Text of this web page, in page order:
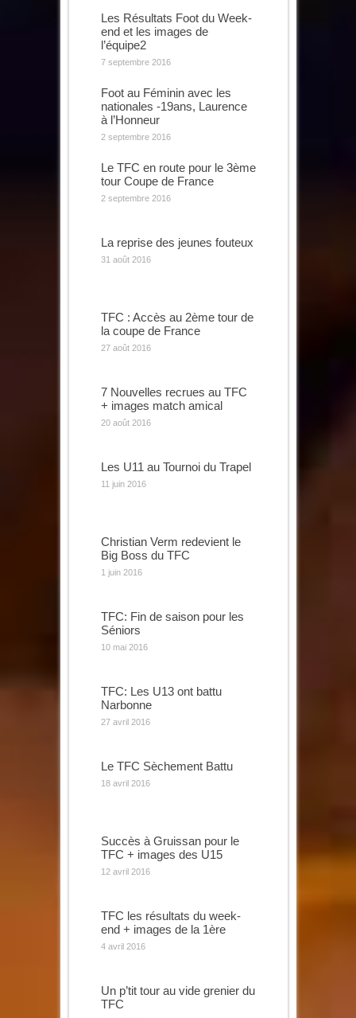
Les Résultats Foot du Week-
end et les images de
l’équipe2
7 septembre 2016
Foot au Féminin avec les
nationales -19ans, Laurence
à l’Honneur
2 septembre 2016
Le TFC en route pour le 3ème
tour Coupe de France
2 septembre 2016
La reprise des jeunes fouteux
31 août 2016
TFC : Accès au 2ème tour de
la coupe de France
27 août 2016
7 Nouvelles recrues au TFC
+ images match amical
20 août 2016
Les U11 au Tournoi du Trapel
11 juin 2016
Christian Verm redevient le
Big Boss du TFC
1 juin 2016
TFC: Fin de saison pour les
Séniors
10 mai 2016
TFC: Les U13 ont battu
Narbonne
27 avril 2016
Le TFC Sèchement Battu
18 avril 2016
Succès à Gruissan pour le
TFC + images des U15
12 avril 2016
TFC les résultats du week-
end + images de la 1ère
4 avril 2016
Un p’tit tour au vide grenier du
TFC